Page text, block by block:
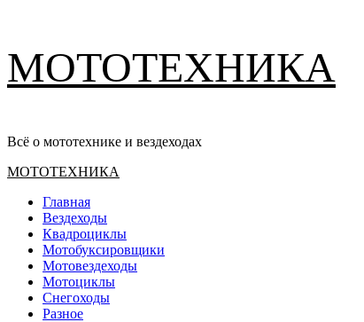
содержимому
МОТОТЕХНИКА
Всё о мототехнике и вездеходах
Основное
МОТОТЕХНИКА
Главная
Вездеходы
Квадроциклы
Мотобуксировщики
Мотовездеходы
Мотоциклы
Снегоходы
Разное